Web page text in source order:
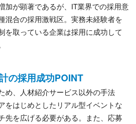
加が顕著であるが、IT業界での採用意
混合の採用激戦区。実務未経験者を
を取っている企業は採用に成功して
の採用成功POINT
め、人材紹介サービス以外の手法
をはじめとしたリアル型イベントな
先を広げる必要がある。また、応募